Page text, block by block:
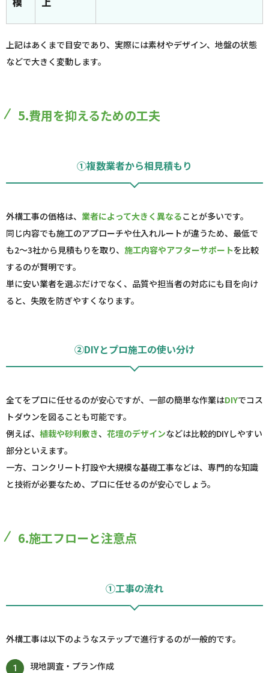
上記はあくまで目安であり、実際には素材やデザイン、地盤の状態
などで大きく変動します。
5.費用を抑えるための工夫
①複数業者から相見積もり
外構工事の価格は、 業者によって大きく異なることが多いです。
同じ内容でも施工のアプローチや仕入れルートが違うため、最低で
も2～3社から見積もりを取り、 施工内容やアフターサポートを比較
するのが賢明です。
単に安い業者を選ぶだけでなく、品質や担当者の対応にも目を向け
ると、失敗を防ぎやすくなります。
②DIYとプロ施工の使い分け
全てをプロに任せるのが安心ですが、一部の簡単な作業はDIYでコス
トダウンを図ることも可能です。
例えば、 植栽や砂利敷き、 花壇のデザインなどは比較的DIYしやすい
部分といえます。
一方、コンクリート打設や大規模な基礎工事などは、専門的な知識
と技術が必要なため、プロに任せるのが安心でしょう。
6.施工フローと注意点
①工事の流れ
外構工事は以下のようなステップで進行するのが一般的です。
現地調査・プラン作成